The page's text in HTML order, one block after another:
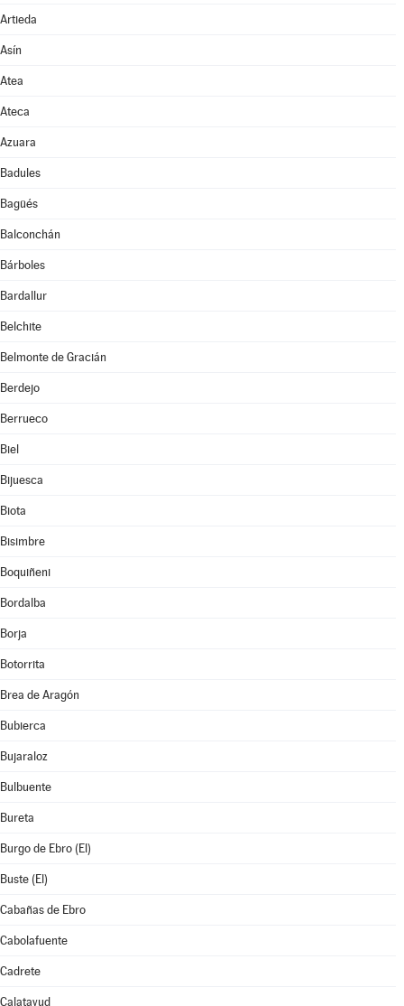
Artieda
Asín
Atea
Ateca
Azuara
Badules
Bagüés
Balconchán
Bárboles
Bardallur
Belchite
Belmonte de Gracián
Berdejo
Berrueco
Biel
Bijuesca
Biota
Bisimbre
Boquiñeni
Bordalba
Borja
Botorrita
Brea de Aragón
Bubierca
Bujaraloz
Bulbuente
Bureta
Burgo de Ebro (El)
Buste (El)
Cabañas de Ebro
Cabolafuente
Cadrete
Calatayud